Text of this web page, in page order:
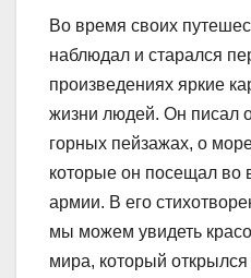
Во время своих
наблюдал и старался
произведениях яркие
жизни людей. Он писал
горных пейзажах, о
которые он посещал во
армии. В его
мы можем увидеть
мира, который